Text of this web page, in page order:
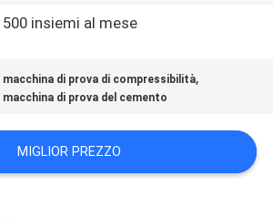
500 insiemi al mese
macchina di prova di compressibilità,
macchina di prova del cemento
MIGLIOR PREZZO